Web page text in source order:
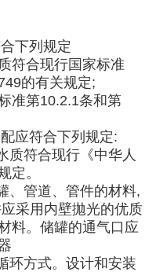
下列规定
符合现行国家标准
的有关规定;
准第10.2.1条和第
应符合下列规定:
质符合现行《中华人
定。
、管道、管件的材料,
采用内壁拋光的优质
料。储罐的通气口应
环方式。设计和安装